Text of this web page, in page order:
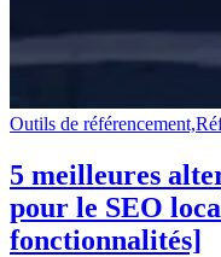
Outils de référencement,
5 meilleures
pour le SEO
fonctionnalités]